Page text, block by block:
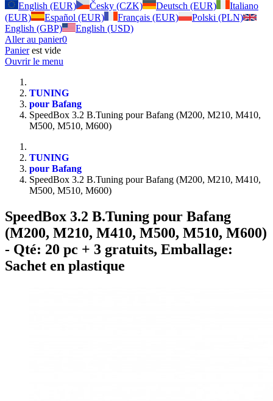
English (EUR)
Česky (CZK) Deutsch (EUR)
Italiano
(EUR)
Español (EUR) Français (EUR)
Polski (PLN)
English (GBP)
English (USD)
Aller au panier0
Panierest vide
Ouvrir le menu
TUNING
pour Bafang
SpeedBox 3.2 B.Tuning pour Bafang (M200, M210, M410,
M500, M510, M600)
TUNING
pour Bafang
SpeedBox 3.2 B.Tuning pour Bafang (M200, M210, M410,
M500, M510, M600)
SpeedBox 3.2 B.Tuning pour Bafang
(M200, M210, M410, M500, M510, M600)
- Qté: 20 pc + 3 gratuits, Emballage:
Sachet en plastique